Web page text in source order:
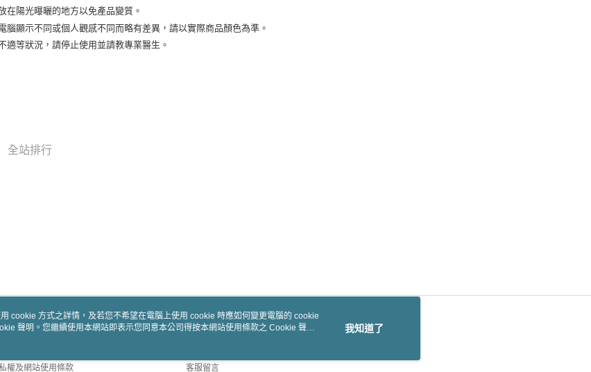
在陽光曝曬的地方以免產品變質。
腦顯示不同或個人觀感不同而略有差異，請以實際商品顏色為準。
適等狀況，請停止使用並請教專業醫生。
全站排行
我們
權及網站使用條款
客服資訊
客服留言
cookie 方式之詳情，及若您不希望在電腦上使用 cookie 時應如何變更電腦的 cookie
聲明。您繼續使用本網站即表示您同意本公司得按本網站使用條款之 Cookie 聲明
我知道了